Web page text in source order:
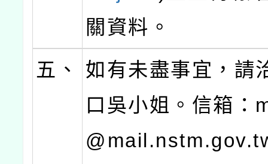
關資料。
五、
如有未盡事宜，請
口吳小姐。信箱：